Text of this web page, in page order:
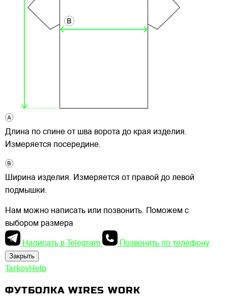
Длина по спине от шва ворота до края изделия.
Измеряется посередине.
Ширина изделия. Измеряется от правой до левой
подмышки.
Нам можно написать или позвонить. Поможем с
выбором размера
Написать в Telegram Позвонить по телефону
Закрыть
TarkovHelp
ФУТБОЛКА WIRES WORK